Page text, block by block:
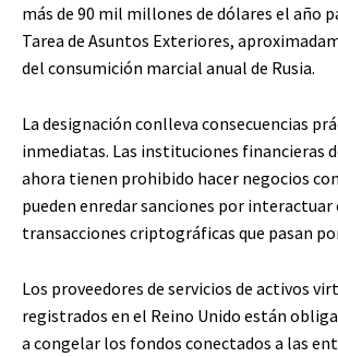
más de 90 mil millones de dólares el año
Tarea de Asuntos Exteriores,
del consumición marcial anual de Rusia.
La designación conlleva consecuencias
inmediatas. Las instituciones financieras
ahora tienen prohibido hacer negocios
pueden enredar sanciones por interactuar
transacciones criptográficas que pasan
Los proveedores de servicios de activos
registrados en el Reino Unido están
a congelar los fondos conectados a las